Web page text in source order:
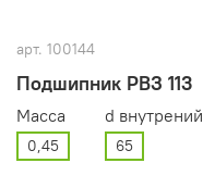
арт. 100144
Подшипник РВЗ 113
Масса
0,45
d внутрений
65